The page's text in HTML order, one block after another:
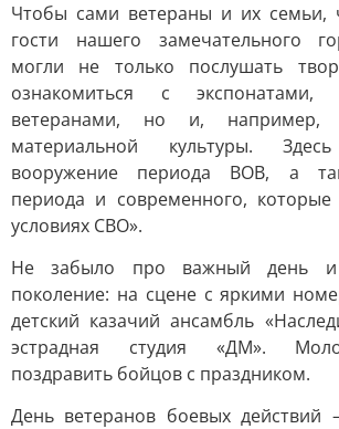
Чтобы сами ветераны и их семьи,
гости нашего замечательного
могли не только послушать
ознакомиться с
ветеранами, но и, например,
материальной культуры.
вооружение периода ВОВ, а
периода и современного, которые
условиях СВО».
Не забыло про важный день и
поколение: на сцене с яркими
детский казачий ансамбль
эстрадная студия «ДМ».
поздравить бойцов с праздником.
День ветеранов боевых действий